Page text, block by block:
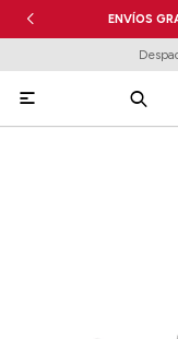
ENVÍOS
